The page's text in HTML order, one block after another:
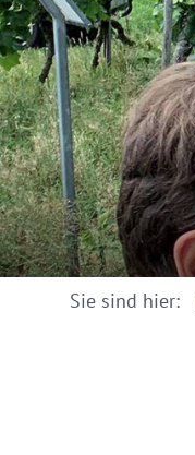
Sie sind hier: